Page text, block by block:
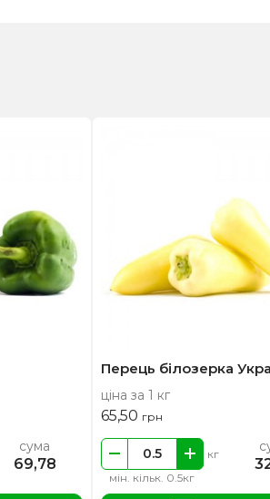
сума
69,78
Перець білозерка
ціна за 1 кг
65,50 грн
мін. кільк. 0.5кг
кг